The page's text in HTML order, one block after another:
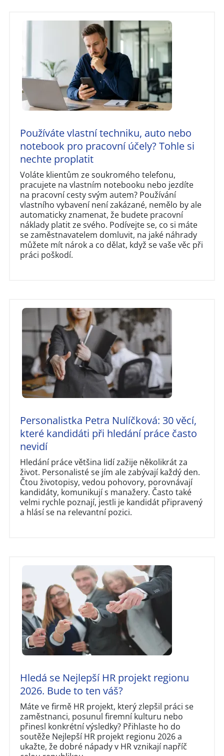
Používáte vlastní techniku, auto nebo
notebook pro pracovní účely? Tohle si
nechte proplatit
Voláte klientům ze soukromého telefonu,
pracujete na vlastním notebooku nebo jezdíte
na pracovní cesty svým autem? Používání
vlastního vybavení není zakázané, nemělo by ale
automaticky znamenat, že budete pracovní
náklady platit ze svého. Podívejte se, co si máte
se zaměstnavatelem domluvit, na jaké náhrady
můžete mít nárok a co dělat, když se vaše věc při
práci poškodí.
Personalistka Petra Nulíčková: 30 věcí,
které kandidáti při hledání práce často
nevidí
Hledání práce většina lidí zažije několikrát za
život. Personalisté se jím ale zabývají každý den.
Čtou životopisy, vedou pohovory, porovnávají
kandidáty, komunikují s manažery. Často také
velmi rychle poznají, jestli je kandidát připravený
a hlásí se na relevantní pozici.
Hledá se Nejlepší HR projekt regionu
2026. Bude to ten váš?
Máte ve firmě HR projekt, který zlepšil práci se
zaměstnanci, posunul firemní kulturu nebo
přinesl konkrétní výsledky? Přihlaste ho do
soutěže Nejlepší HR projekt regionu 2026 a
ukažte, že dobré nápady v HR vznikají napříč